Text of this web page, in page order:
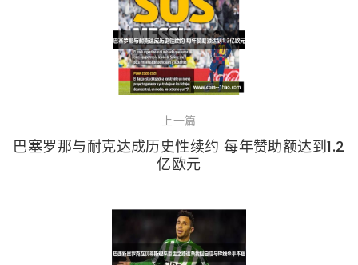
上一篇
巴塞罗那与耐克达成历史性续约 每年赞助额达到1.2
亿欧元